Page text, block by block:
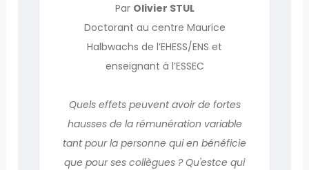
Par Olivier STUL
Doctorant au centre Maurice
Halbwachs de l’EHESS/ENS et
enseignant à l’ESSEC
Quels effets peuvent avoir de fortes
hausses de la rémunération variable
tant pour la personne qui en bénéficie
que pour ses collègues ? Qu'estce qui